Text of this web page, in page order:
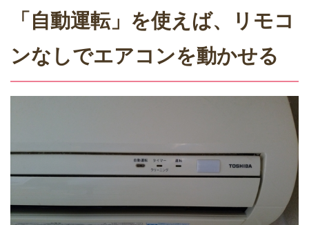
「自動運転」を使えば、リモコ
ンなしでエアコンを動かせる